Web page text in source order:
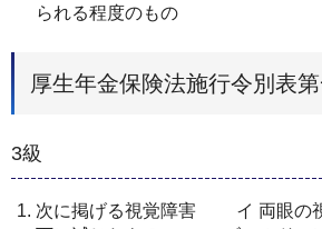
られる程度のもの
厚生年金保険法施行令別表
3級
次に掲げる視覚障害 イ 両眼の